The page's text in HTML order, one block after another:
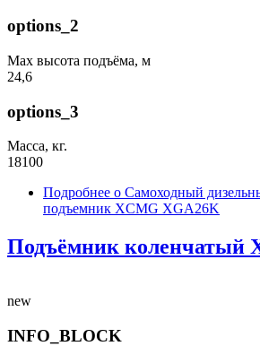
options_2
Max высота подъёма, м
24,6
options_3
Масса, кг.
18100
Подробнее о Самоходный
подъемник XCMG XGA26K
Подъёмник коленчатый
new
INFO_BLOCK